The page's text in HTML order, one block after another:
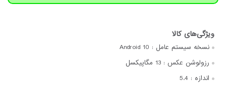
نسخه سیستم عامل : Android 10
رزولوشن عکس : 13 مگاپیکسل
اندازه : 5.4